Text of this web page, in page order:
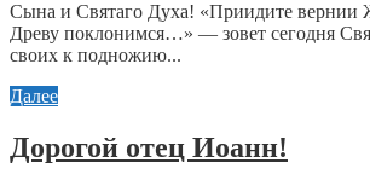
Сына и Святаго Духа! «Приидите вернии
Древу поклонимся…» — зовет сегодня
своих к подножию...
Далее
Дорогой отец Иоанн!